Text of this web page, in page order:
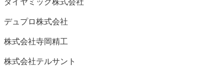
デュプロ株式会社
株式会社寺岡精工
株式会社テルサント